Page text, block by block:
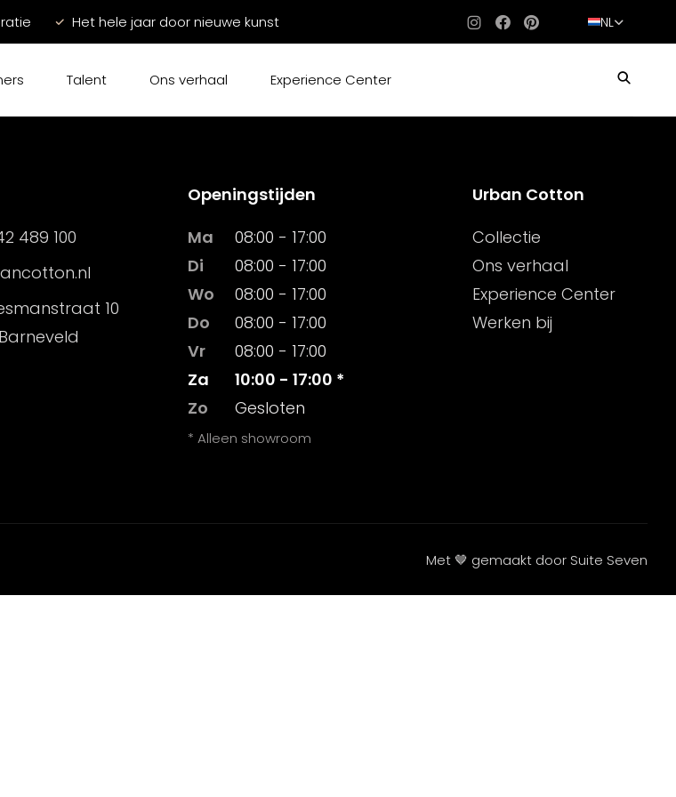
Het hele jaar door nieuwe kunst Instagram
Facebook
Pinterest NL
Talent Ons verhaal Experience Center
489 100
10
Openingstijden
Ma
08:00 - 17:00
Di
08:00 - 17:00
Wo
08:00 - 17:00
Do
08:00 - 17:00
Vr
08:00 - 17:00
Za
10:00 - 17:00 *
Zo
Gesloten
* Alleen showroom
Urban Cotton
Collectie
Ons verhaal
Experience Center
Werken bij
Met 🤎 gemaakt door Suite Seven